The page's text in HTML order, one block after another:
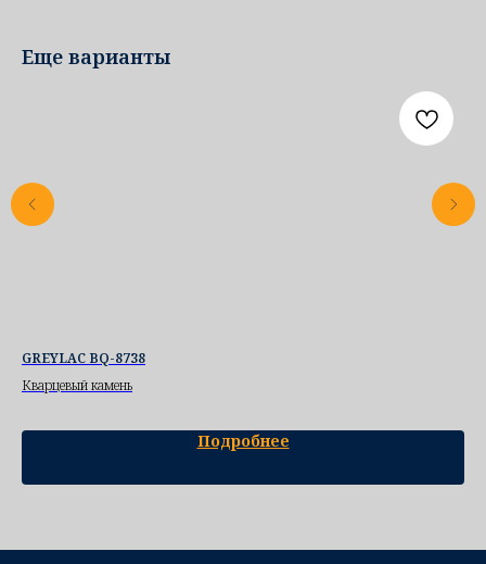
Еще варианты
GREYLAC BQ-8738
Кварцевый камень
Подробнее